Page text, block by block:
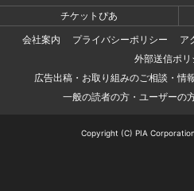
チケットぴあ
会社案内
プライバシーポリシー
ア
外部送信ポリ
広告出稿・お取り組みのご相談・情
一般の読者の方・ユーザーの
Copyright (C) PIA